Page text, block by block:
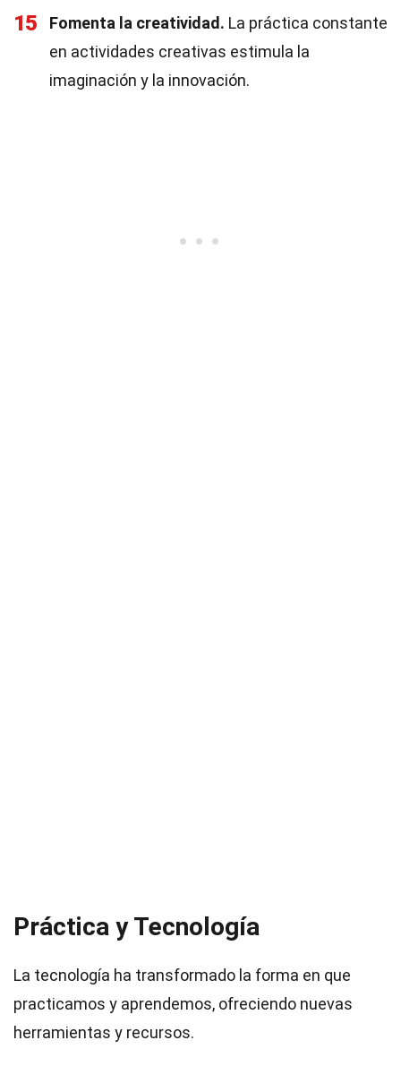
15 Fomenta la creatividad. La práctica constante
en actividades creativas estimula la
imaginación y la innovación.
Práctica y Tecnología
La tecnología ha transformado la forma en que
practicamos y aprendemos, ofreciendo nuevas
herramientas y recursos.